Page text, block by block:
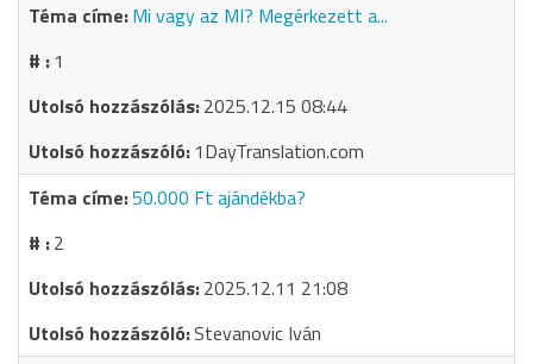
Mi vagy az MI? Megérkezett a...
1
2025.12.15 08:44
1DayTranslation.com
50.000 Ft ajándékba?
2
2025.12.11 21:08
Stevanovic Iván